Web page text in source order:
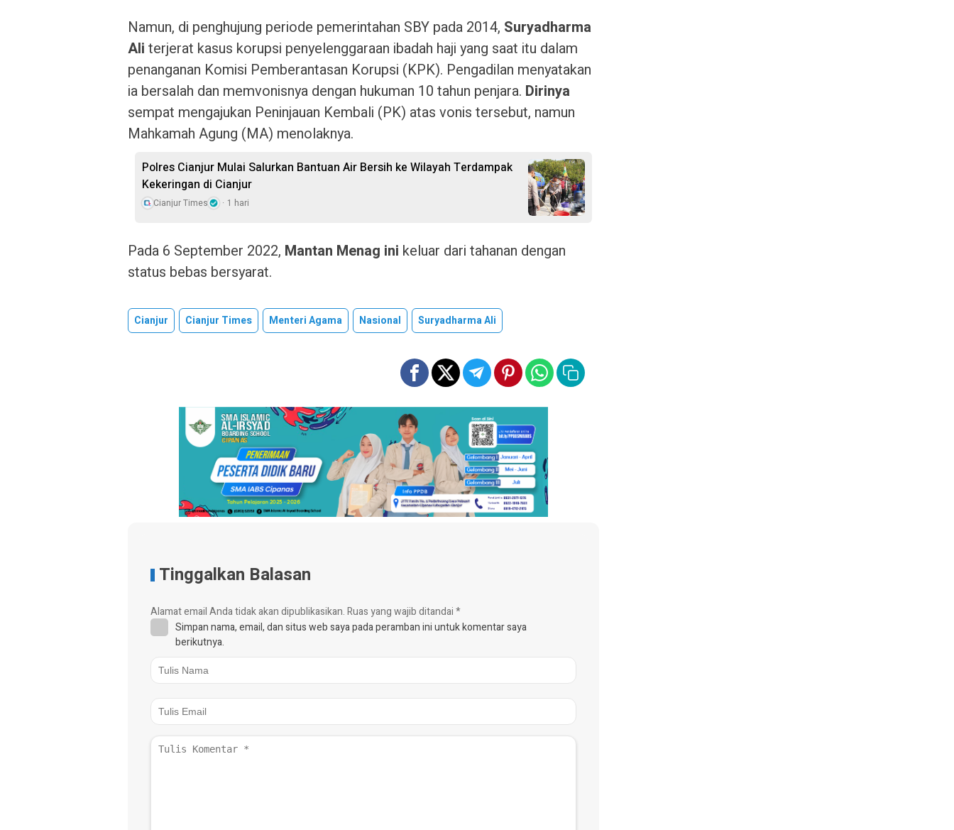
Namun, di penghujung periode pemerintahan SBY pada 2014, Suryadharma
Ali terjerat kasus korupsi penyelenggaraan ibadah haji yang saat itu dalam
penanganan Komisi Pemberantasan Korupsi (KPK). Pengadilan menyatakan
ia bersalah dan memvonisnya dengan hukuman 10 tahun penjara. Dirinya
sempat mengajukan Peninjauan Kembali (PK) atas vonis tersebut, namun
Mahkamah Agung (MA) menolaknya.
Polres Cianjur Mulai Salurkan Bantuan Air Bersih ke Wilayah Terdampak
Kekeringan di Cianjur
Cianjur Times 1 hari
Pada 6 September 2022, Mantan Menag ini keluar dari tahanan dengan
status bebas bersyarat.
Cianjur Cianjur Times Menteri Agama Nasional Suryadharma Ali
Tinggalkan Balasan
Alamat email Anda tidak akan dipublikasikan.Ruas yang wajib ditandai*
Simpan nama, email, dan situs web saya pada peramban ini untuk komentar saya
berikutnya.